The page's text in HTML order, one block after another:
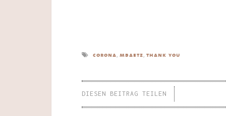
corona, mbaetz, thank you
DIESEN BEITRAG TEILEN